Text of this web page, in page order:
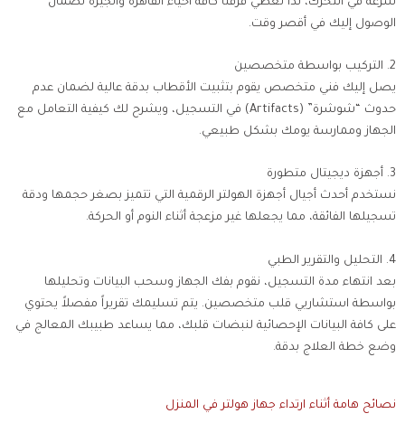
الوصول إليك في أقصر وقت.
2. التركيب بواسطة متخصصين
يصل إليك فني متخصص يقوم بتثبيت الأقطاب بدقة عالية لضمان عدم
حدوث “شوشرة” (Artifacts) في التسجيل، ويشرح لك كيفية التعامل مع
الجهاز وممارسة يومك بشكل طبيعي.
3. أجهزة ديجيتال متطورة
نستخدم أحدث أجيال أجهزة الهولتر الرقمية التي تتميز بصغر حجمها ودقة
تسجيلها الفائقة، مما يجعلها غير مزعجة أثناء النوم أو الحركة.
4. التحليل والتقرير الطبي
بعد انتهاء مدة التسجيل، نقوم بفك الجهاز وسحب البيانات وتحليلها
بواسطة استشاريي قلب متخصصين. يتم تسليمك تقريراً مفصلاً يحتوي
على كافة البيانات الإحصائية لنبضات قلبك، مما يساعد طبيبك المعالج في
وضع خطة العلاج بدقة.
نصائح هامة أثناء ارتداء جهاز هولتر في المنزل